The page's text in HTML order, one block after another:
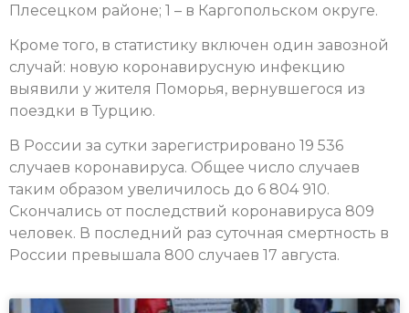
Плесецком районе; 1 – в Каргопольском округе.
Кроме того, в статистику включен один завозной
случай: новую коронавирусную инфекцию
выявили у жителя Поморья, вернувшегося из
поездки в Турцию.
В России за сутки зарегистрировано 19 536
случаев коронавируса. Общее число случаев
таким образом увеличилось до 6 804 910.
Скончались от последствий коронавируса 809
человек. В последний раз суточная смертность в
России превышала 800 случаев 17 августа.